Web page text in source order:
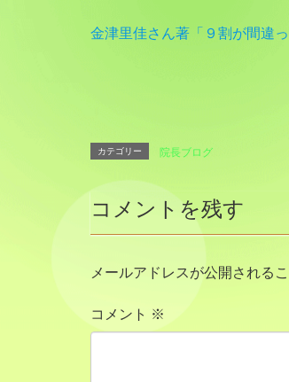
金津里佳さん著「９割が間違
カテゴリー 院長ブログ
コメントを残す
メールアドレスが公開される
コメント ※